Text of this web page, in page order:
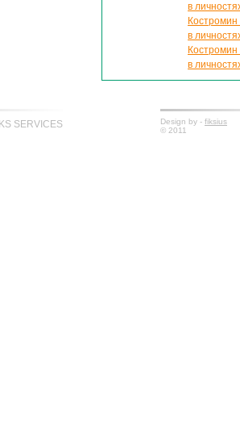
в
в
в
SERVICES
Design by - fiksius
© 2011